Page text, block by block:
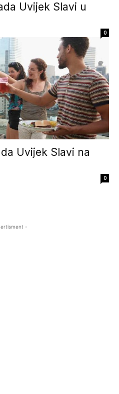
Uvijek Slavi u
0
Uvijek Slavi na
0
-